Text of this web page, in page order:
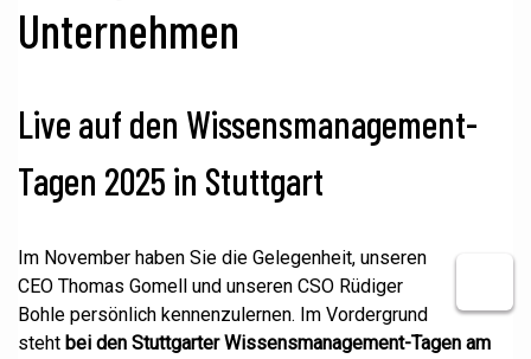
Unternehmen
Live auf den Wissensmanagement-
Tagen 2025 in Stuttgart
Im November haben Sie die Gelegenheit, unseren
CEO Thomas Gomell und unseren CSO Rüdiger
Bohle persönlich kennenzulernen. Im Vordergrund
steht bei den Stuttgarter Wissensmanagement-Tagen am